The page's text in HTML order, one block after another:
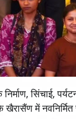
सिंचाई,
में नवनिर्मित